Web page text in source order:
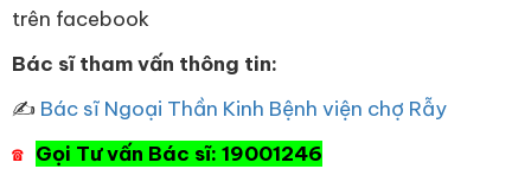
trên facebook
Bác sĩ tham vấn thông tin:
✍ Bác sĩ Ngoại Thần Kinh Bệnh viện chợ Rẫy
☎ Gọi Tư vấn Bác sĩ: 19001246